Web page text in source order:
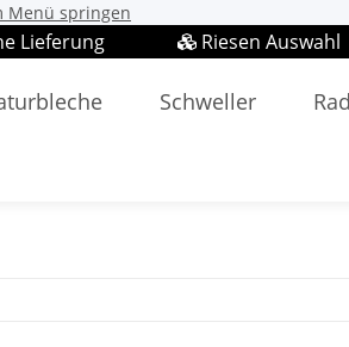
Menü springen
Riesen Auswahl
Lieferung
Schweller